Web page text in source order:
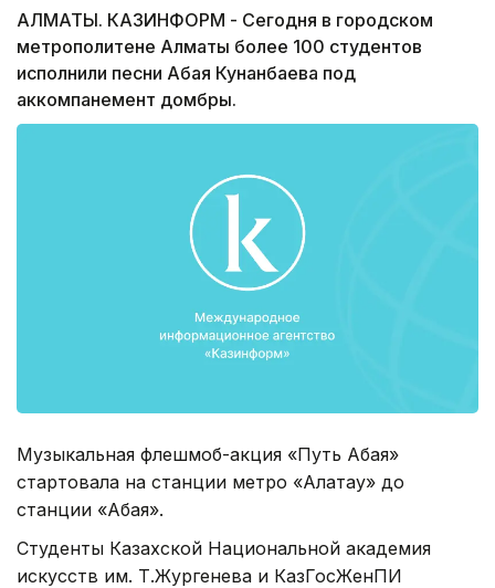
АЛМАТЫ. КАЗИНФОРМ - Сегодня в городском
метрополитене Алматы более 100 студентов
исполнили песни Абая Кунанбаева под
аккомпанемент домбры.
Музыкальная флешмоб-акция «Путь Абая»
стартовала на станции метро «Алатау» до
станции «Абая».
Студенты Казахской Национальной академия
искусств им. Т.Жургенева и КазГосЖенПИ